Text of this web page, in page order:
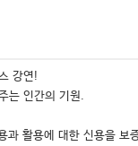
강연!
는 인간의 기원.
과 활용에 대한 신용을 보